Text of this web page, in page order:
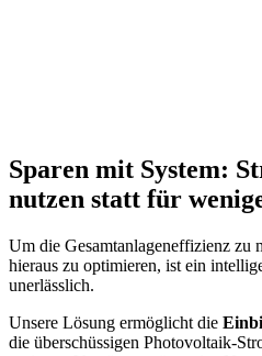
Sparen mit System:
nutzen statt für
Um die Gesamtanlageneffizienz zu
hieraus zu optimieren, ist ein
unerlässlich.
Unsere Lösung ermöglicht die
die überschüssigen Photovoltaik-